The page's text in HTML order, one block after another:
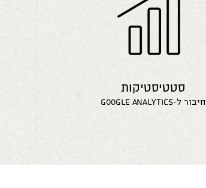
סטטיסטיקות
חיבור ל-google analytics